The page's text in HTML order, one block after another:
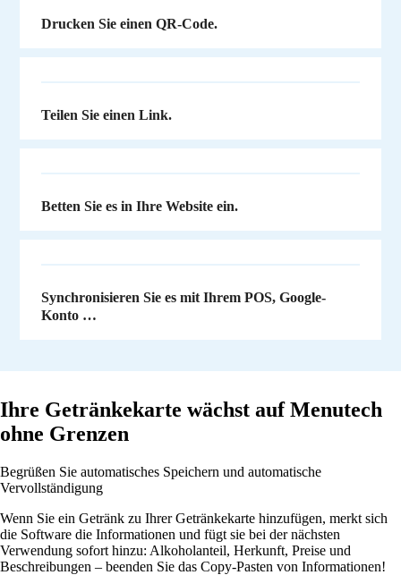
Drucken Sie einen QR-Code.
Teilen Sie einen Link.
Betten Sie es in Ihre Website ein.
Synchronisieren Sie es mit Ihrem POS, Google-
Konto …
Ihre Getränkekarte wächst auf Menutech
ohne Grenzen
Begrüßen Sie automatisches Speichern und automatische
Vervollständigung
Wenn Sie ein Getränk zu Ihrer Getränkekarte hinzufügen, merkt sich
die Software die Informationen und fügt sie bei der nächsten
Verwendung sofort hinzu: Alkoholanteil, Herkunft, Preise und
Beschreibungen – beenden Sie das Copy-Pasten von Informationen!